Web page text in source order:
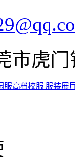
市虎
服高档校服 服装展